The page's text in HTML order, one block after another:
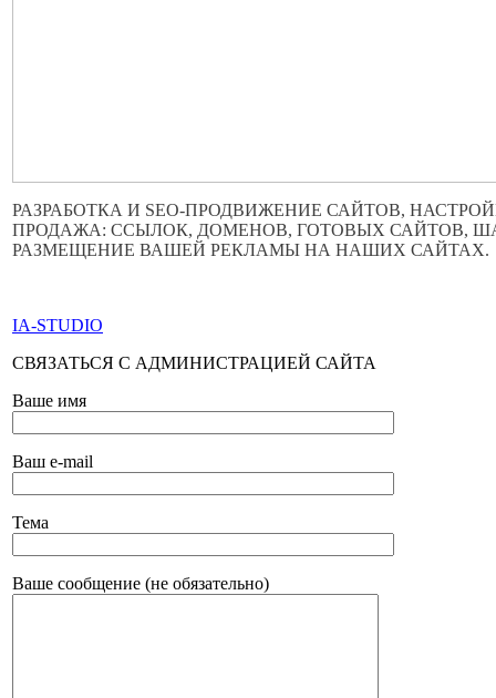
РАЗРАБОТКА И SEO-ПРОДВИЖЕНИЕ САЙТОВ,
ПРОДАЖА: ССЫЛОК, ДОМЕНОВ, ГОТОВЫХ САЙТОВ,
РАЗМЕЩЕНИЕ ВАШЕЙ РЕКЛАМЫ НА НАШИХ САЙТАХ.
IA-STUDIO
СВЯЗАТЬСЯ С АДМИНИСТРАЦИЕЙ САЙТА
Ваше имя
Ваш e-mail
Тема
Ваше сообщение (не обязательно)